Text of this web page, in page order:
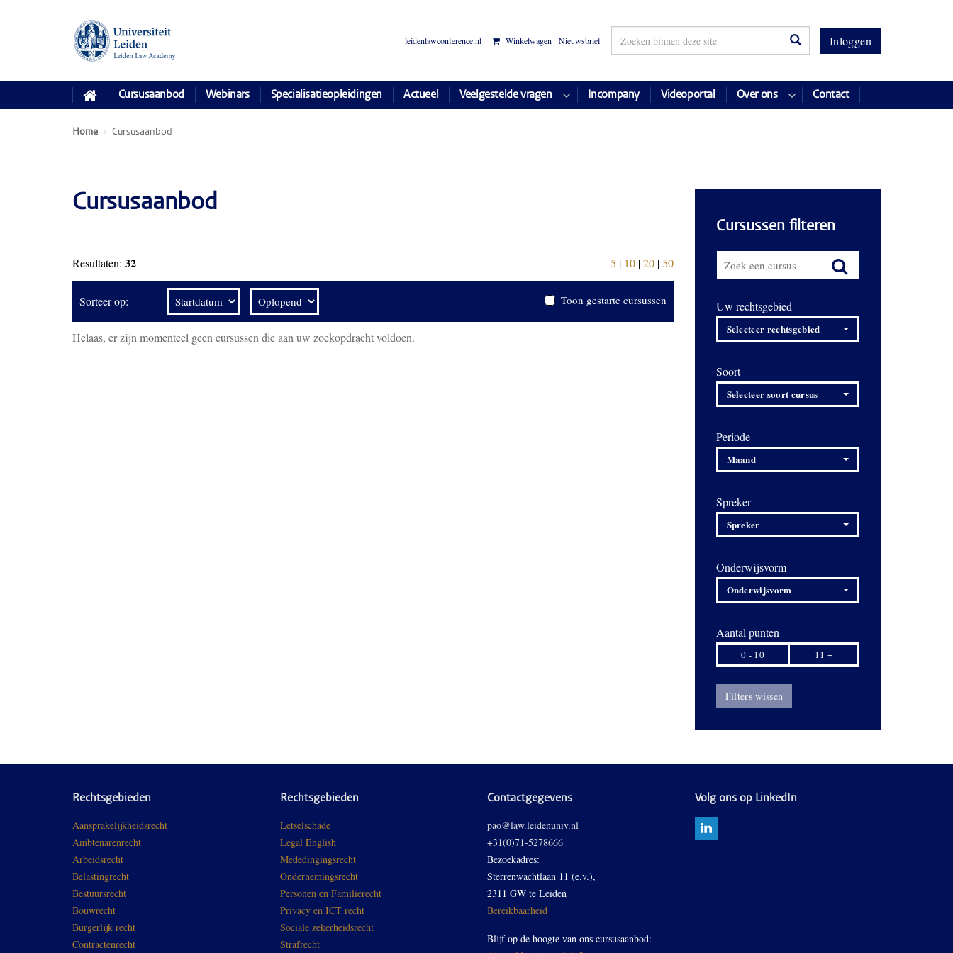
Inloggen
leidenlawconference.nl Winkelwagen Nieuwsbrief
Cursusaanbod Webinars Specialisatieopleidingen Actueel Veelgestelde vragen Incompany Videoportal Over ons Contact
Home Cursusaanbod
Cursusaanbod
Resultaten: 32 5 | 10|20|50
Sorteer op: Toon gestarte cursussen
Helaas, er zijn momenteel geen cursussen die aan uw zoekopdracht voldoen.
Cursussen filteren
Uw rechtsgebied
Selecteer rechtsgebied
Soort
Selecteer soort cursus
Periode
Maand
Spreker
Spreker
Onderwijsvorm
Onderwijsvorm
Aantal punten
0 - 10 11 +
Filters wissen
Rechtsgebieden
Aansprakelijkheidsrecht
Ambtenarenrecht
Arbeidsrecht
Belastingrecht
Bestuursrecht
Bouwrecht
Burgerlijk recht
Contractenrecht
Rechtsgebieden
Letselschade
Legal English
Mededingingsrecht
Ondernemingsrecht
Personen en Familierecht
Privacy en ICT recht
Sociale zekerheidsrecht
Strafrecht
Contactgegevens
pao@law.leidenuniv.nl
+31(0)71-5278666
Bezoekadres:
Sterrenwachtlaan 11 (e.v.),
2311 GW te Leiden
Bereikbaarheid
Blijf op de hoogte van ons cursusaanbod:
Volg ons op LinkedIn